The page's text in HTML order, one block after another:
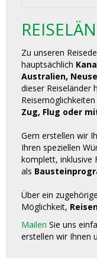
Zu unseren
hauptsächlich
Australien,
dieser Reiseländer
Reisemöglichkeiten
Zug, Flug oder
Gern erstellen wir
Ihren speziellen
komplett, inklusive
als
Über ein
Möglichkeit,
Mailen Sie uns
erstellen wir Ihnen